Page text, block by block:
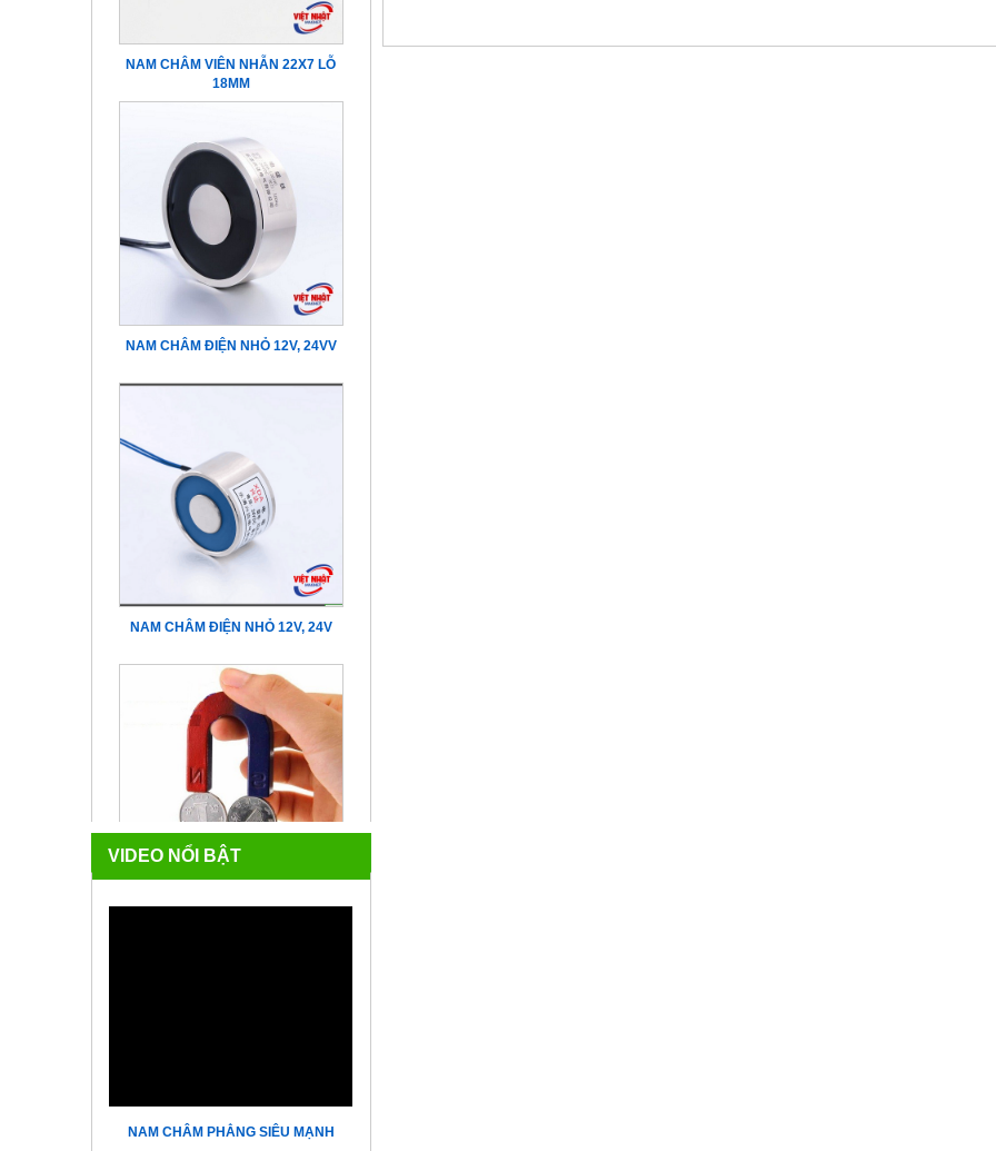
NAM CHÂM VIÊN NHẪN 22X7 LỖ
18MM
NAM CHÂM ĐIỆN NHỎ 12V, 24VV
NAM CHÂM ĐIỆN NHỎ 12V, 24V
NAM CHÂM CHỮ U
VIDEO NỔI BẬT
NAM CHÂM PHẲNG SIÊU MẠNH